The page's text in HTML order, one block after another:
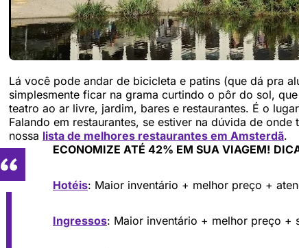
Lá você pode andar de bicicleta e patins (que dá pra
simplesmente ficar na grama curtindo o pôr do sol,
teatro ao ar livre, jardim, bares e restaurantes. É o
Falando em restaurantes, se estiver na dúvida de
nossa lista de melhores restaurantes em Amsterdã.
ECONOMIZE ATÉ 42% EM SUA VIAGEM!
Hotéis: Maior inventário + melhor preço +
Ingressos: Maior inventário + melhor preço +